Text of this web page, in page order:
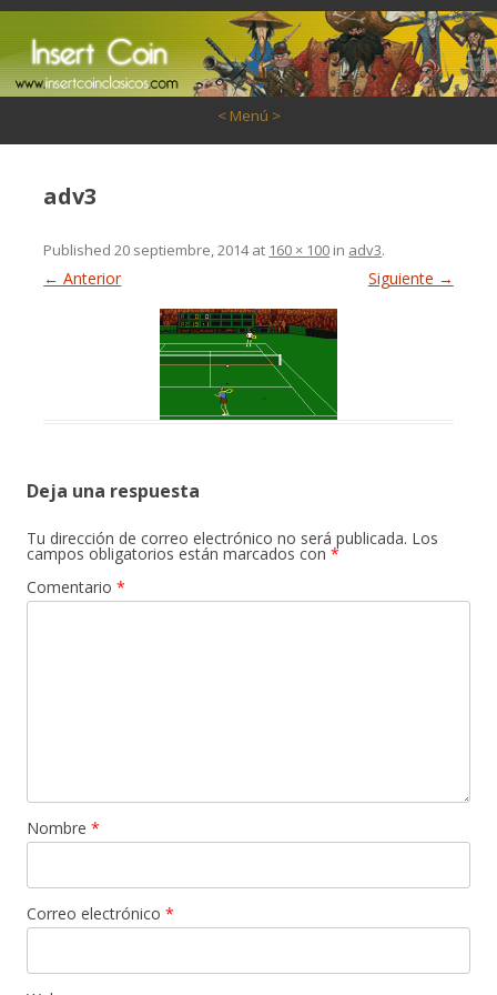
< Menú >
adv3
Published20 septiembre, 2014at 160 × 100 in adv3.
← Anterior Siguiente →
Deja una respuesta
Tu dirección de correo electrónico no será publicada. Los
campos obligatorios están marcados con *
Comentario *
Nombre *
Correo electrónico *